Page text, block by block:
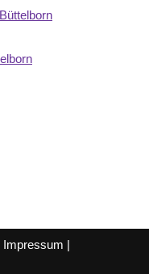
Impressum |